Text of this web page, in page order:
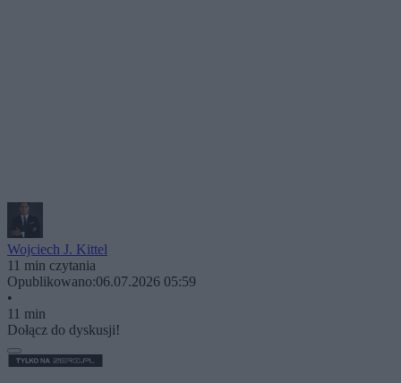
Wojciech J. Kittel
11 min czytania
Opublikowano:06.07.2026 05:59
•
11 min
Dołącz do dyskusji!